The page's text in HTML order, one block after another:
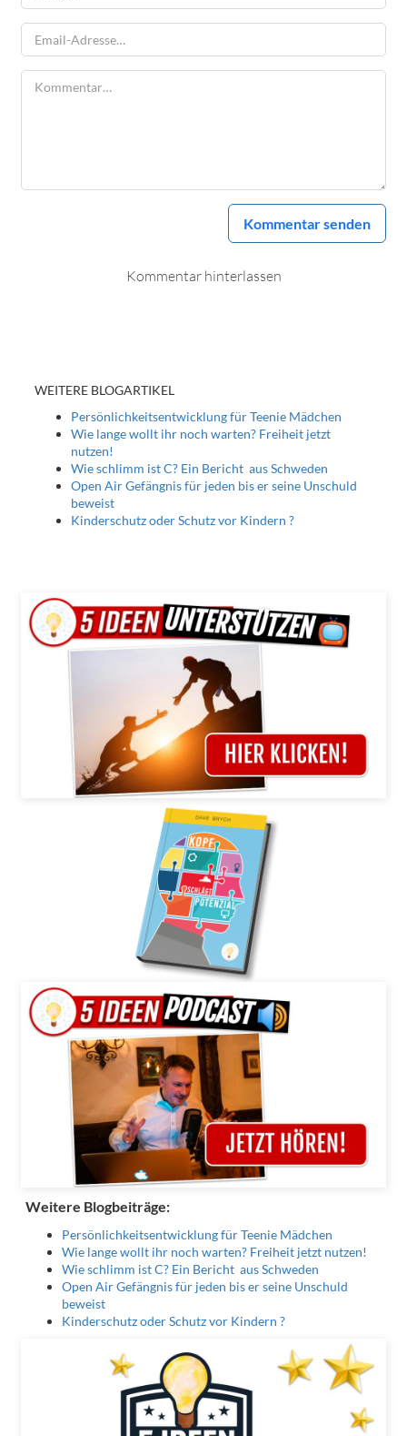
Kommentar senden
Kommentar hinterlassen
WEITERE BLOGARTIKEL
Persönlichkeitsentwicklung für Teenie Mädchen
Wie lange wollt ihr noch warten? Freiheit jetzt
nutzen!
Wie schlimm ist C? Ein Bericht aus Schweden
Open Air Gefängnis für jeden bis er seine Unschuld
beweist
Kinderschutz oder Schutz vor Kindern ?
Weitere Blogbeiträge:
Persönlichkeitsentwicklung für Teenie Mädchen
Wie lange wollt ihr noch warten? Freiheit jetzt nutzen!
Wie schlimm ist C? Ein Bericht aus Schweden
Open Air Gefängnis für jeden bis er seine Unschuld
beweist
Kinderschutz oder Schutz vor Kindern ?